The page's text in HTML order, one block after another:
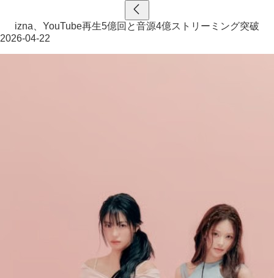
izna、YouTube再生5億回と音源4億ストリーミング突破
2026-04-22